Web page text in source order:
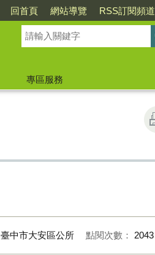
回首頁 網站導覽 RSS訂閱頻道
專區服務
臺中市大安區公所 點閱次數： 2043